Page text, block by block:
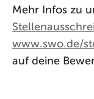
Mehr Infos zu
www.swo.de/
auf deine